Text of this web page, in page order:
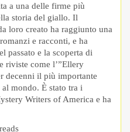
a una delle firme più
storia del giallo. Il
loro creato ha raggiunto una
e racconti, e ha
passato e la scoperta di
riviste come l’”Ellery
decenni il più importante
mondo. È stato tra i
Writers of America e ha